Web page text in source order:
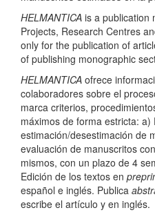
HELMANTICA is a publication
Projects, Research Centres
only for the publication of
of publishing monographic
HELMANTICA ofrece
colaboradores sobre el
marca criterios,
máximos de forma estricta: a)
estimación/desestimación de
evaluación de manuscritos
mismos, con un plazo de 4
Edición de los textos en
español e inglés. Publica
escribe el artículo y en inglés.